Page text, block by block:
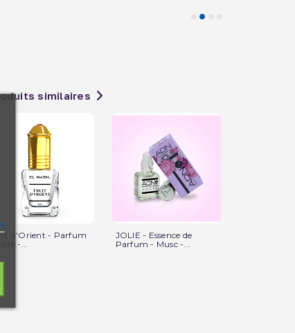
similaires
d'Orient - Parfum
-...
JOLIE - Essence de
Parfum - Musc -...